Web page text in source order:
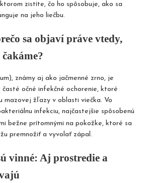
zistíte, čo ho spôsobuje, ako sa
na jeho liečbu.
sa objaví práve vtedy,
známy aj ako jačmenné zrno, je
časté očné infekčné ochorenie, ktoré
mazovej žľazy v oblasti viečka. Vo
infekciu, najčastejšie spôsobenú
bežne prítomnými na pokožke, ktoré sa
premnožiť a vyvolať zápal.
vinné: Aj prostredie a